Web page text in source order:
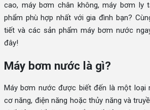
cao, máy bơm chân không, máy bơm ly
phẩm phù hợp nhất với gia đình bạn?
tiết và các sản phẩm máy bơm nước
đây!
Máy bơm nước là gì?
Máy bơm nước được biết đến là một loại
cơ năng, điện năng hoặc thủy năng và